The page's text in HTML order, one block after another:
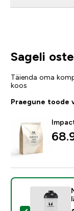
Sageli
Täienda oma
koos
Praegune toode